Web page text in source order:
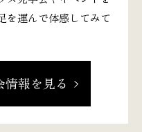
を運んで体感してみて
情報を見る